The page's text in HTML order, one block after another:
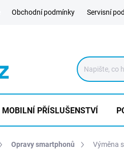
Obchodní podmínky Servisní
MOBILNÍ PŘÍSLUŠENSTVÍ
Opravy smartphonů Výměna